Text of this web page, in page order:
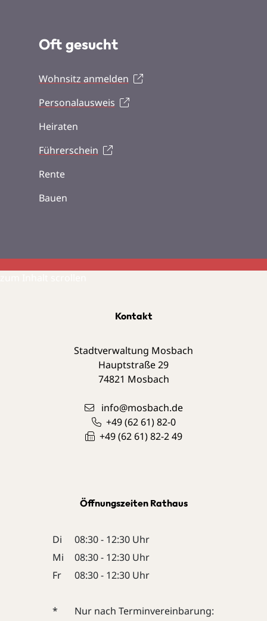
Oft gesucht
Wohnsitz anmelden
Personalausweis
Heiraten
Führerschein
Rente
Bauen
Kontakt
Stadtverwaltung Mosbach
Hauptstraße 29
74821 Mosbach
info@mosbach.de
+49 (62 61) 82-0
+49 (62 61) 82-2 49
Öffnungszeiten Rathaus
Di
08:30 - 12:30 Uhr
Mi
08:30 - 12:30 Uhr
Fr
08:30 - 12:30 Uhr
*
Nur nach Terminvereinbarung: